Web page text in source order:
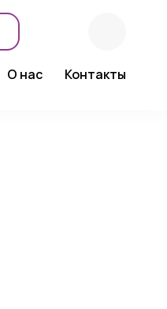
О нас Контакты